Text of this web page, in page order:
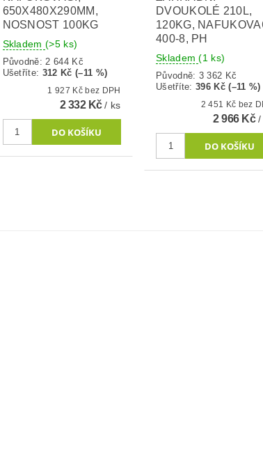
650X480X290MM,
NOSNOST 100KG
Skladem(>5 ks)
Původně: 2 644 Kč
Ušetříte: 312 Kč (–11 %)
1 927 Kč bez DPH
2 332 Kč/ ks
DVOUKOLÉ 210L,
120KG,
400-8, PH
Skladem(1 ks)
Původně: 3 362 Kč
Ušetříte:396 Kč (–11 %)
2 451 Kč
2 966 Kč/